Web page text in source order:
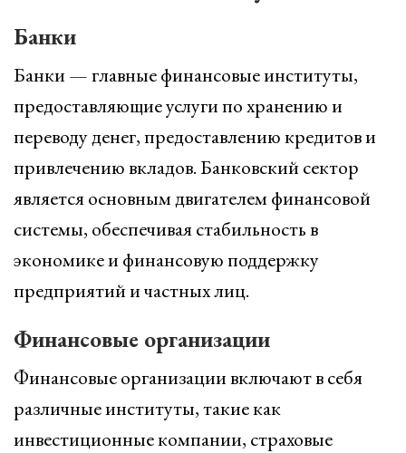
Банки
Банки — главные финансовые институты,
предоставляющие услуги по хранению и
переводу денег, предоставлению кредитов и
привлечению вкладов. Банковский сектор
является основным двигателем финансовой
системы, обеспечивая стабильность в
экономике и финансовую поддержку
предприятий и частных лиц.
Финансовые организации
Финансовые организации включают в себя
различные институты, такие как
инвестиционные компании, страховые